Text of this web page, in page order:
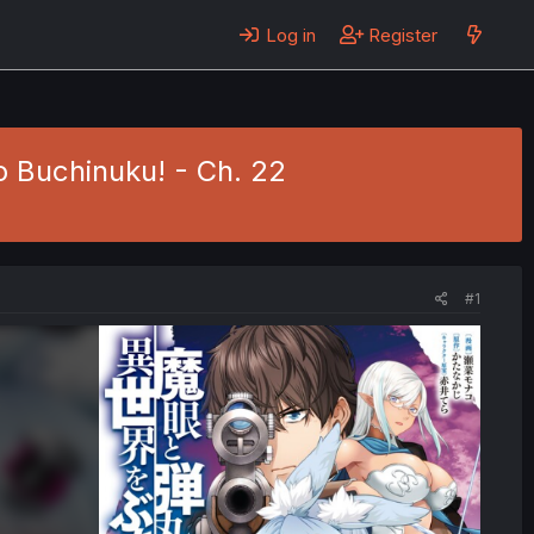
Log in Register
Buchinuku! - Ch. 22
#1